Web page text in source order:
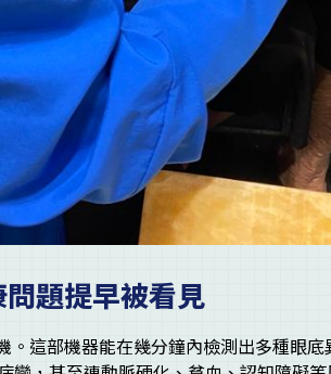
題提早被看見
。這部機器能在幾分鐘內檢測出多種眼